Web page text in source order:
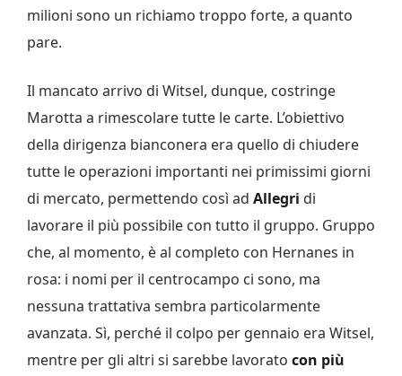
milioni sono un richiamo troppo forte, a quanto
pare.
Il mancato arrivo di Witsel, dunque, costringe
Marotta a rimescolare tutte le carte. L’obiettivo
della dirigenza bianconera era quello di chiudere
tutte le operazioni importanti nei primissimi giorni
di mercato, permettendo così ad Allegri di
lavorare il più possibile con tutto il gruppo. Gruppo
che, al momento, è al completo con Hernanes in
rosa: i nomi per il centrocampo ci sono, ma
nessuna trattativa sembra particolarmente
avanzata. Sì, perché il colpo per gennaio era Witsel,
mentre per gli altri si sarebbe lavorato con più